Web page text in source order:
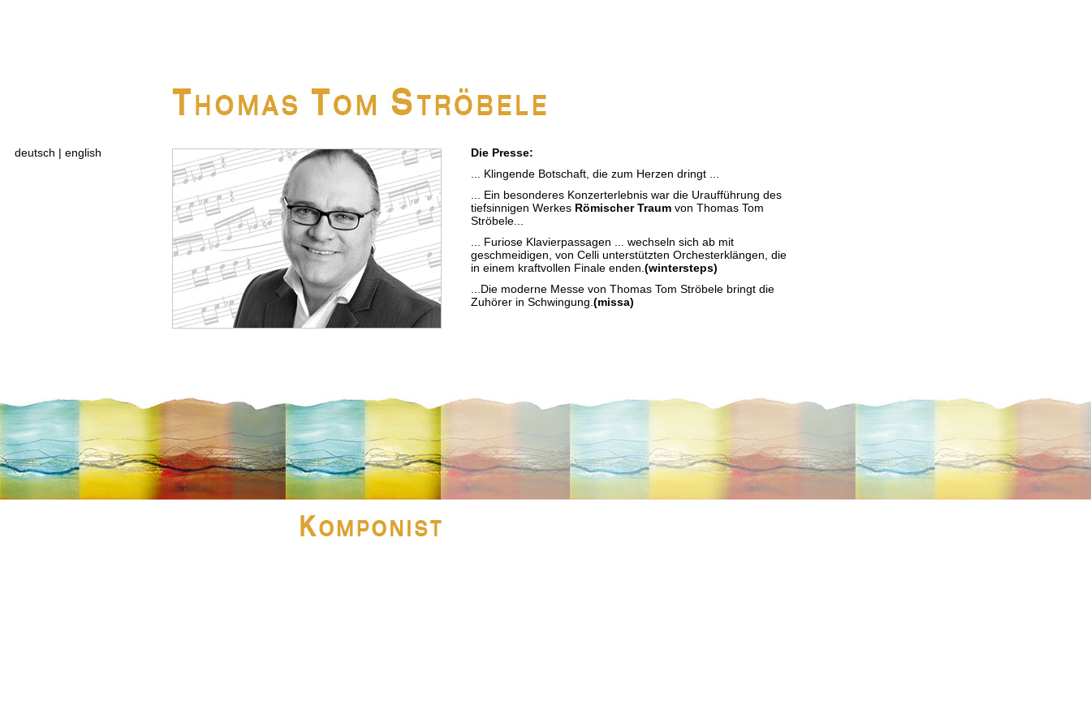
deutsch | english
Die Presse:
... Klingende Botschaft, die zum Herzen dringt ...
... Ein besonderes Konzerterlebnis war die Uraufführung des
tiefsinnigen Werkes Römischer Traum von Thomas Tom
Ströbele...
... Furiose Klavierpassagen ... wechseln sich ab mit
geschmeidigen, von Celli unterstützten Orchesterklängen, die
in einem kraftvollen Finale enden. (wintersteps)
...Die moderne Messe von Thomas Tom Ströbele bringt die
Zuhörer in Schwingung. (missa)